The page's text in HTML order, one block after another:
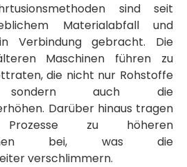
sind seit
Materialabfall und
Verbindung gebracht. Die
Maschinen führen zu
die nicht nur Rohstoffe
sondern auch die
Darüber hinaus tragen
Prozesse zu höheren
bei, was die
verschlimmern.